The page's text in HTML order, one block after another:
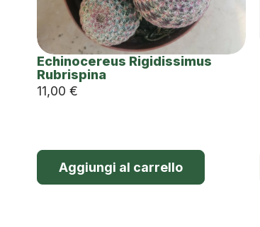
Echinocereus Rigidissimus
Rubrispina
11,00 €
Aggiungi al carrello